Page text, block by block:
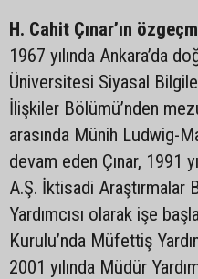
H. Cahit Çınar’ın
1967 yılında Ankara’da
Üniversitesi Siyasal
İlişkiler Bölümü’nden
arasında Münih Ludwig-
devam eden Çınar, 1991
A.Ş. İktisadi Araştırmalar
Yardımcısı olarak işe
Kurulu’nda Müfettiş
2001 yılında Müdür